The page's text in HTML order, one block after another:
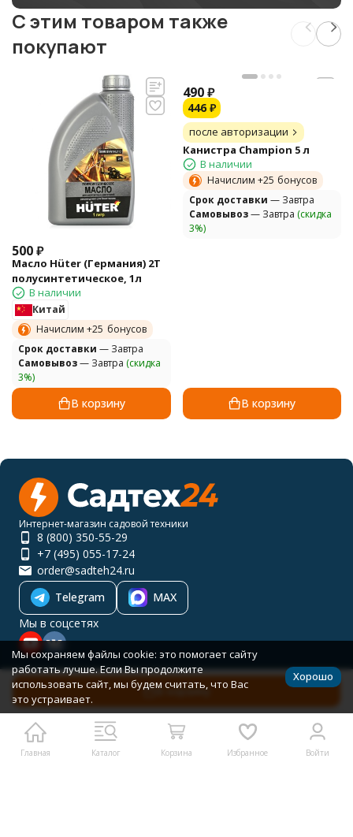
В корзину
C этим товаром также
покупают
500₽
Масло Hüter (Германия) 2Т
полусинтетическое, 1л
В наличии
Китай
Начислим +25 бонусов
Cрок доставки — Завтра
Самовывоз— Завтра (скидка
3%)
В корзину
490 ₽
446 ₽
после авторизации
Канистра Champion 5 л
В наличии
Начислим +25 бонусов
Cрок доставки — Завтра
Самовывоз— Завтра (скидка
3%)
В корзину
Главная Каталог Корзина Избранное Войти
Интернет-магазин садовой техники
8 (800) 350-55-29
+7 (495) 055-17-24
order@sadteh24.ru
Telegram
MAX
Мы в соцсетях
RUB
Каталог товаров
Помощь
Политика персональных данных
Карта сайта
© 2001-2026 САДТЕХ24
Разработано в
bodysite.ru
Мы сохраняем файлы cookie: это помогает сайту
работать лучше. Если Вы продолжите
использовать сайт, мы будем считать, что Вас
это устраивает.
Хорошо